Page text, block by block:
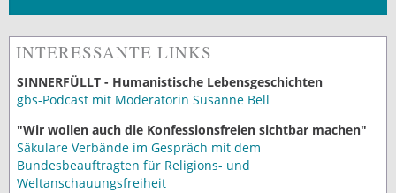
INTERESSANTE LINKS
SINNERFÜLLT - Humanistische Lebensgeschichten
gbs-Podcast mit Moderatorin Susanne Bell
"Wir wollen auch die Konfessionsfreien sichtbar machen"
Säkulare Verbände im Gespräch mit dem
Bundesbeauftragten für Religions- und
Weltanschauungsfreiheit